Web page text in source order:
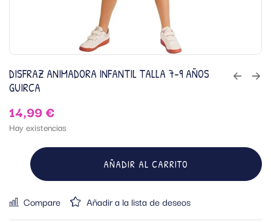
DISFRAZ ANIMADORA INFANTIL TALLA 7-9 AÑOS
GUIRCA
14,99€
Hay existencias
AÑADIR AL CARRITO
Compare Añadir a la lista de deseos